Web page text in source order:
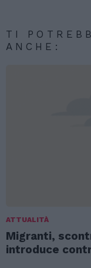
TI
ANCHE:
ATTUALITÀ
Migranti,
introduce